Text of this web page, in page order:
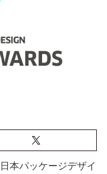
日本パッケージデザイ